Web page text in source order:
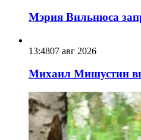
Мэрия Вильнюса
13:4807 авг 2026
Михаил Мишустин